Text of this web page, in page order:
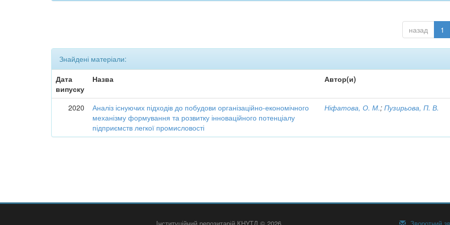
назад 1
Знайдені матеріали:
Дата
випуску
Назва Автор(и)
2020
Аналіз існуючих підходів до побудови організаційно-економічного
механізму формування та розвитку інноваційного потенціалу
підприємств легкої промисловості
Ніфатова, О. М.;Пузирьова, П. В.